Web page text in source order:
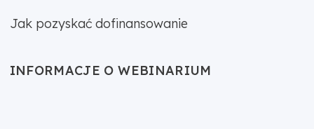
Jak pozyskać dofinansowanie
INFORMACJE O WEBINARIUM